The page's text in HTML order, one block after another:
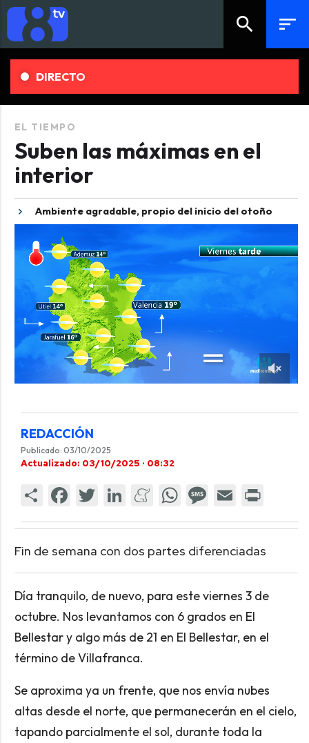
search sort
DIRECTO
EL TIEMPO
Suben las máximas en el
interior
Ambiente agradable, propio del inicio del otoño
REDACCIÓN
Publicado: 03/10/2025
Actualizado: 03/10/2025 · 08:32
Fin de semana con dos partes diferenciadas
Día tranquilo, de nuevo, para este viernes 3 de
octubre. Nos levantamos con 6 grados en El
Bellestar y algo más de 21 en El Bellestar, en el
término de Villafranca.
Se aproxima ya un frente, que nos envía nubes
altas desde el norte, que permanecerán en el cielo,
tapando parcialmente el sol, durante toda la